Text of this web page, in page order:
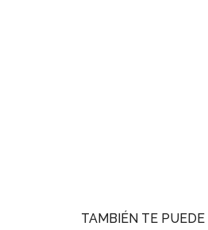
TAMBIÉN TE